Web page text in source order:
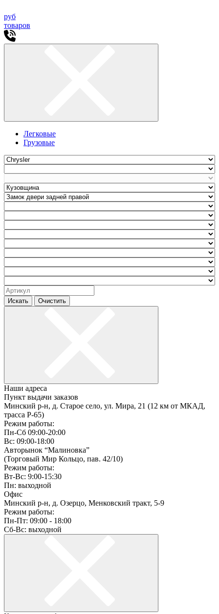
руб
товаров
Легковые
Грузовые
Искать Очистить
Наши адреса
Пункт выдачи заказов
Минский р-н, д. Старое село, ул. Мира, 21 (12 км от МКАД,
трасса P-65)
Режим работы:
Пн-Сб 09:00-20:00
Вс: 09:00-18:00
Авторынок “Малиновка”
(Торговый Мир Кольцо, пав. 42/10)
Режим работы:
Вт-Вс: 9:00-15:30
Пн: выходной
Офис
Минский р-н, д. Озерцо, Менковский тракт, 5-9
Режим работы:
Пн-Пт: 09:00 - 18:00
Сб-Вс: выходной